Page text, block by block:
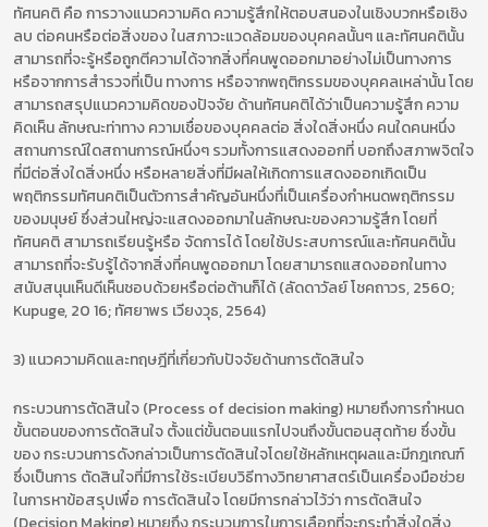
ทัศนคติ คือ การวางแนวความคิด ความรู้สึกให้ตอบสนองในเชิงบวกหรือเชิง
ลบ ต่อคนหรือต่อสิ่งของ ในสภาวะแวดล้อมของบุคคลนั้นๆ และทัศนคตินั้น
สามารถที่จะรู้หรือถูกตีความได้จากสิ่งที่คนพูดออกมาอย่างไม่เป็นทางการ
หรือจากการสำรวจที่เป็น ทางการ หรือจากพฤติกรรมของบุคคลเหล่านั้น โดย
สามารถสรุปแนวความคิดของปัจจัย ด้านทัศนคติได้ว่าเป็นความรู้สึก ความ
คิดเห็น ลักษณะท่าทาง ความเชื่อของบุคคลต่อ สิ่งใดสิ่งหนึ่ง คนใดคนหนึ่ง
สถานการณ์ใดสถานการณ์หนึ่งๆ รวมทั้งการแสดงออกที่ บอกถึงสภาพจิตใจ
ที่มีต่อสิ่งใดสิ่งหนึ่ง หรือหลายสิ่งที่มีผลให้เกิดการแสดงออกเกิดเป็น
พฤติกรรมทัศนคติเป็นตัวการสำคัญอันหนึ่งที่เป็นเครื่องกำหนดพฤติกรรม
ของมนุษย์ ซึ่งส่วนใหญ่จะแสดงออกมาในลักษณะของความรู้สึก โดยที่
ทัศนคติ สามารถเรียนรู้หรือ จัดการได้ โดยใช้ประสบการณ์และทัศนคตินั้น
สามารถที่จะรับรู้ได้จากสิ่งที่คนพูดออกมา โดยสามารถแสดงออกในทาง
สนับสนุนเห็นดีเห็นชอบด้วยหรือต่อต้านก็ได้ (ลัดดาวัลย์ โชคถาวร, 2560;
Kupuge, 20 16; ทัศยาพร เวียงวุธ, 2564)
3) แนวความคิดและทฤษฎีที่เกี่ยวกับปัจจัยด้านการตัดสินใจ
กระบวนการตัดสินใจ (Process of decision making) หมายถึงการกำหนด
ขั้นตอนของการตัดสินใจ ตั้งแต่ขั้นตอนแรกไปจนถึงขั้นตอนสุดท้าย ซึ่งขั้น
ของ กระบวนการดังกล่าวเป็นการตัดสินใจโดยใช้หลักเหตุผลและมีกฎเกณฑ์
ซึ่งเป็นการ ตัดสินใจที่มีการใช้ระเบียบวิธีทางวิทยาศาสตร์เป็นเครื่องมือช่วย
ในการหาข้อสรุปเพื่อ การตัดสินใจ โดยมีการกล่าวไว้ว่า การตัดสินใจ